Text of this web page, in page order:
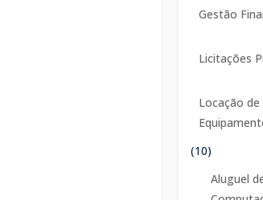
Gestão
Licitações
Locação de
(10)
Aluguel